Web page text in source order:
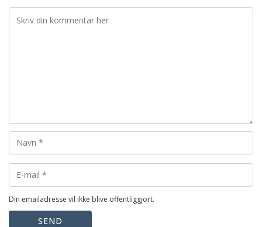
Din emailadresse vil ikke blive offentliggjort.
SEND